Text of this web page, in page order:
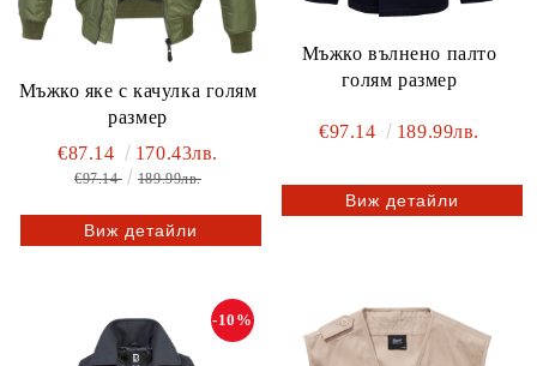
Мъжко яке с качулка голям
размер
€87.14 170.43лв.
€97.14 189.99лв.
Виж детайли
Мъжко вълнено палто
голям размер
€97.14 189.99лв.
Виж детайли
-10%